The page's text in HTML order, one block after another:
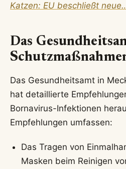
Katzen: EU beschließt
Das
Das Gesundheitsamt in
hat detaillierte
Bornavirus-Infektionen
Empfehlungen umfassen:
Das Tragen von
Masken beim Reinigen